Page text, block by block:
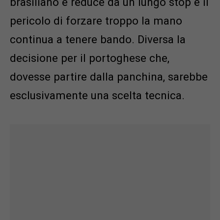
pericolo di forzare troppo la mano
continua a tenere bando. Diversa la
decisione per il portoghese che,
dovesse partire dalla panchina, sarebbe
esclusivamente una scelta tecnica.